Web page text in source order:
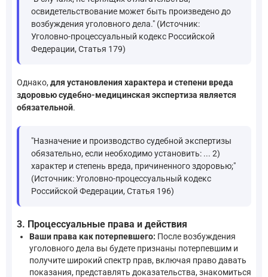
освидетельствование может быть произведено до
возбуждения уголовного дела." (Источник:
Уголовно-процессуальный кодекс Российской
Федерации, Статья 179)
Однако, для установления характера и степени вреда
здоровью судебно-медицинская экспертиза является
обязательной.
"Назначение и производство судебной экспертизы
обязательно, если необходимо установить: ... 2)
характер и степень вреда, причиненного здоровью;"
(Источник: Уголовно-процессуальный кодекс
Российской Федерации, Статья 196)
3. Процессуальные права и действия
Ваши права как потерпевшего: После возбуждения
уголовного дела вы будете признаны потерпевшим и
получите широкий спектр прав, включая право давать
показания, представлять доказательства, знакомиться